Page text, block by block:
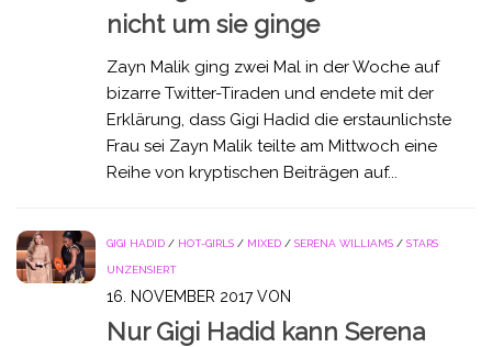
nicht um sie ginge
Zayn Malik ging zwei Mal in der Woche auf
bizarre Twitter-Tiraden und endete mit der
Erklärung, dass Gigi Hadid die erstaunlichste
Frau sei Zayn Malik teilte am Mittwoch eine
Reihe von kryptischen Beiträgen auf...
GIGI HADID / HOT-GIRLS / MIXED / SERENA WILLIAMS / STARS
UNZENSIERT
16. NOVEMBER 2017VON
Nur Gigi Hadid kann Serena